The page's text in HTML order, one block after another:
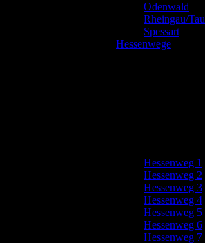
Odenwald
Rheingau/
Spessart
Hessenwege
Hessenweg 1
Hessenweg 2
Hessenweg 3
Hessenweg 4
Hessenweg 5
Hessenweg 6
Hessenweg 7